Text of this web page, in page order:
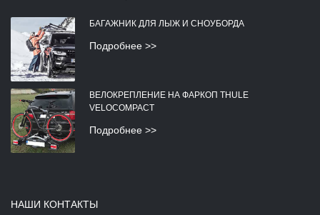
БАГАЖНИК ДЛЯ ЛЫЖ И СНОУБОРДА
Подробнее >>
ВЕЛОКРЕПЛЕНИЕ НА ФАРКОП THULE
VELOCOMPACT
Подробнее >>
НАШИ КОНТАКТЫ